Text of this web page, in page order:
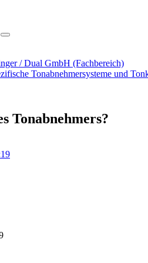
/ Dual GmbH (Fachbereich)
Tonabnehmersysteme und
Tonabnehmers?